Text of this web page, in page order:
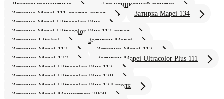
Двухкомпонентные
Для клинкерной плитки
Затирка Mapei 111 светло серая
Затирка Mapei 134
Затирка Mapei Ultracolor Plus
Затирка Mapei Ultracolor Plus 112 серая
Затирки Litokol
Затирки Mapei
Затирки Mapei 112
Затирки Mapei 113
Затирки Mapei 127
Затирки Mapei Ultracolor Plus 111
Затирки Mapei Ultracolor Plus 113
Затирки Mapei Ultracolor Plus 130
Затирки Mapei Ultracolor Plus 134 шелк
Затирки Mapei Манхэттен 2000